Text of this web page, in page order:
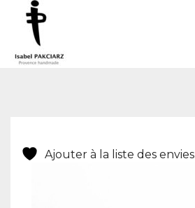
EVENEMENTS
Ajouter à la liste des envies